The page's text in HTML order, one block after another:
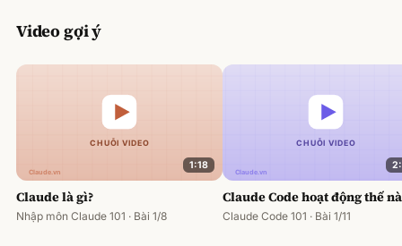
Video gợi ý
1:18
Claude là gì?
Nhập môn Claude 101 · Bài 1/8
Claude Code hoạt động thế
Claude Code 101 · Bài 1/11